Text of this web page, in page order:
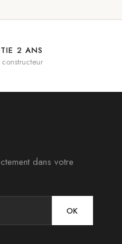
2 ANS
dans votre
OK